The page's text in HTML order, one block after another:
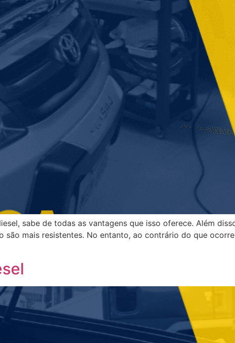
sabe de todas as vantagens que isso oferece. Além
são mais resistentes. No entanto, ao contrário do que